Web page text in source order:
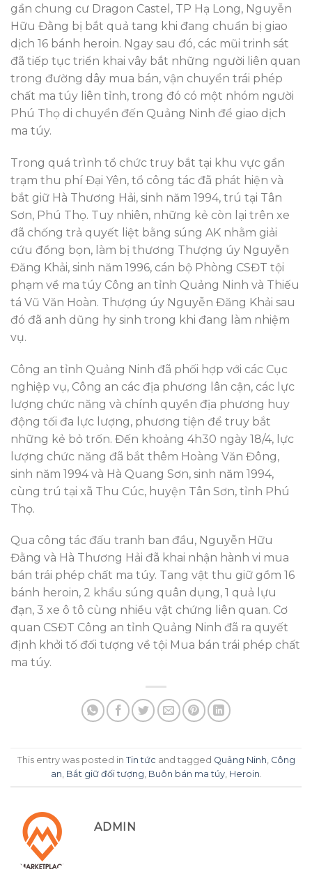
gần chung cư Dragon Castel, TP Hạ Long, Nguyễn
Hữu Đằng bị bắt quả tang khi đang chuẩn bị giao
dịch 16 bánh heroin. Ngay sau đó, các mũi trinh sát
đã tiếp tục triển khai vây bắt những người liên quan
trong đường dây mua bán, vận chuyển trái phép
chất ma túy liên tỉnh, trong đó có một nhóm người
Phú Thọ di chuyển đến Quảng Ninh để giao dịch
ma túy.
Trong quá trình tổ chức truy bắt tại khu vực gần
trạm thu phí Đại Yên, tổ công tác đã phát hiện và
bắt giữ Hà Thương Hải, sinh năm 1994, trú tại Tân
Sơn, Phú Thọ. Tuy nhiên, những kẻ còn lại trên xe
đã chống trả quyết liệt bằng súng AK nhằm giải
cứu đồng bọn, làm bị thương Thượng úy Nguyễn
Đăng Khải, sinh năm 1996, cán bộ Phòng CSĐT tội
phạm về ma túy Công an tỉnh Quảng Ninh và Thiếu
tá Vũ Văn Hoàn. Thượng úy Nguyễn Đăng Khải sau
đó đã anh dũng hy sinh trong khi đang làm nhiệm
vụ.
Công an tỉnh Quảng Ninh đã phối hợp với các Cục
nghiệp vụ, Công an các địa phương lân cận, các lực
lượng chức năng và chính quyền địa phương huy
động tối đa lực lượng, phương tiện để truy bắt
những kẻ bỏ trốn. Đến khoảng 4h30 ngày 18/4, lực
lượng chức năng đã bắt thêm Hoàng Văn Đông,
sinh năm 1994 và Hà Quang Sơn, sinh năm 1994,
cùng trú tại xã Thu Cúc, huyện Tân Sơn, tỉnh Phú
Thọ.
Qua công tác đấu tranh ban đầu, Nguyễn Hữu
Đằng và Hà Thương Hải đã khai nhận hành vi mua
bán trái phép chất ma túy. Tang vật thu giữ gồm 16
bánh heroin, 2 khẩu súng quân dụng, 1 quả lựu
đạn, 3 xe ô tô cùng nhiều vật chứng liên quan. Cơ
quan CSĐT Công an tỉnh Quảng Ninh đã ra quyết
định khởi tố đối tượng về tội Mua bán trái phép chất
ma túy.
This entry was posted in Tin tức and tagged Quảng Ninh Công
an Bắt giữ đối tượng Buôn bán ma túy, Heroin
ADMIN